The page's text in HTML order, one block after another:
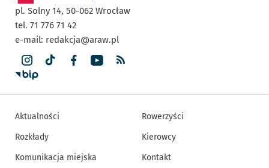
pl. Solny 14, 50-062 Wrocław
tel. 71 776 71 42
e-mail: redakcja@araw.pl
Aktualności
Rozkłady
Komunikacja miejska
Rowerzyści
Kierowcy
Kontakt